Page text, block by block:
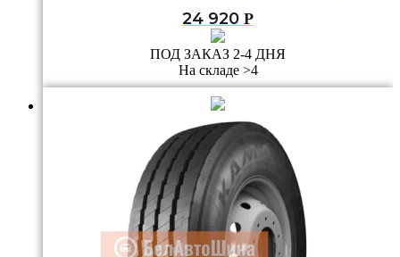
24 920 Р
ПОД ЗАКАЗ 2-4 ДНЯ
На складе >4